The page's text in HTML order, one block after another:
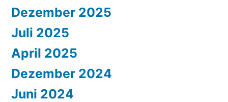
Dezember 2025
Juli 2025
April 2025
Dezember 2024
Juni 2024